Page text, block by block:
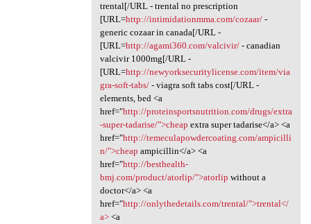
trental[/URL - trental no prescription
[URL=http://intimidationmma.com/cozaar/-
generic cozaar in canada[/URL -
[URL=http://agami360.com/valcivir/- canadian
valcivir 1000mg[/URL -
[URL=http://newyorksecuritylicense.com/item/via
gra-soft-tabs/- viagra soft tabs cost[/URL -
elements, bed <a
href="http://proteinsportsnutrition.com/drugs/extra
-super-tadarise/">cheap extra super tadarise</a> <a
href="http://temeculapowdercoating.com/ampicilli
n/">cheap ampicillin</a> <a
href="http://besthealth-
bmj.com/product/atorlip/">atorlip without a
doctor</a> <a
href="http://onlythedetails.com/trental/">trental</
a><a